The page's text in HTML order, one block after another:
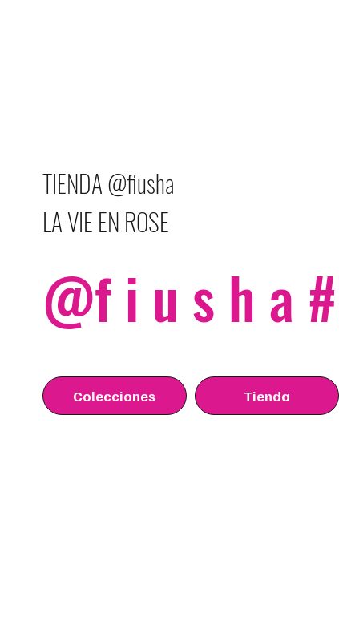
TIENDA @fiusha
LA VIE EN ROSE
@f i u s h a
Colecciones Tienda